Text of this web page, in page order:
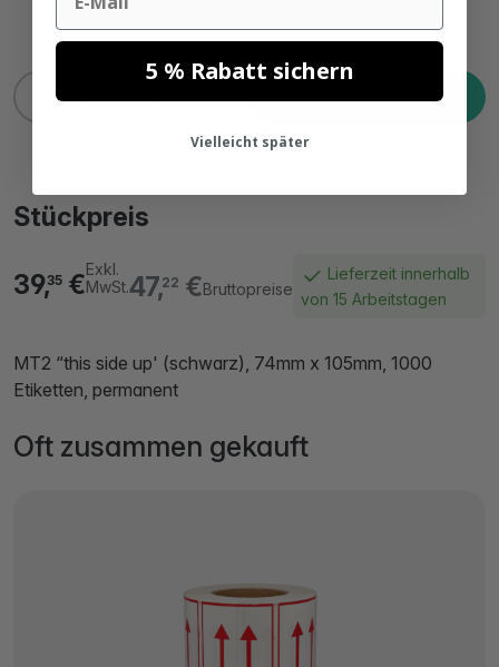
In den Warenkorb
Stückpreis
47,22 €Bruttopreise
39,35 €Exkl.
MwSt.
Lieferzeit innerhalb
von 15 Arbeitstagen
MT2 “this side up' (schwarz), 74mm x 105mm, 1000
Etiketten, permanent
Oft zusammen gekauft
5 % Rabatt sichern
Vielleicht später